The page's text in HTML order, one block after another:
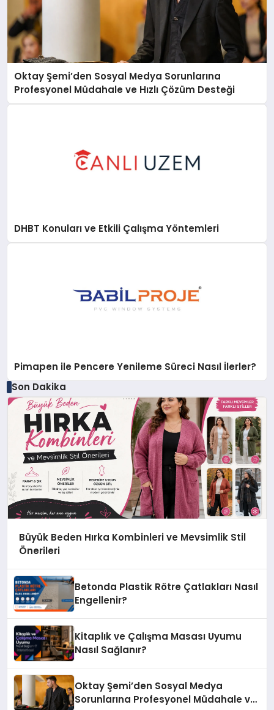
Oktay Şemi’den Sosyal Medya Sorunlarına
Profesyonel Müdahale ve Hızlı Çözüm Desteği
DHBT Konuları ve Etkili Çalışma Yöntemleri
Pimapen ile Pencere Yenileme Süreci Nasıl İlerler?
Son Dakika
Büyük Beden Hırka Kombinleri ve Mevsimlik Stil
Önerileri
Betonda Plastik Rötre Çatlakları Nasıl
Engellenir?
Kitaplık ve Çalışma Masası Uyumu
Nasıl Sağlanır?
Oktay Şemi’den Sosyal Medya
Sorunlarına Profesyonel Müdahale ve